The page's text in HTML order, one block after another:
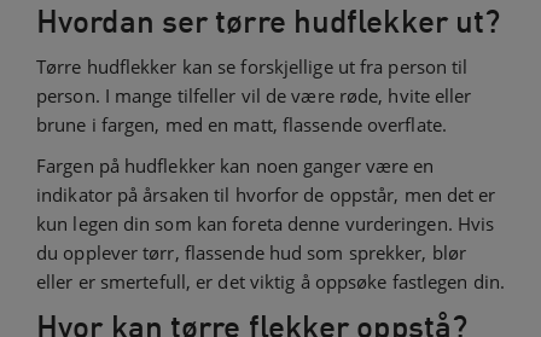
Hvordan ser tørre hudflekker ut?
Tørre hudflekker kan se forskjellige ut fra person til
person. I mange tilfeller vil de være røde, hvite eller
brune i fargen, med en matt, flassende overflate.
Fargen på hudflekker kan noen ganger være en
indikator på årsaken til hvorfor de oppstår, men det er
kun legen din som kan foreta denne vurderingen. Hvis
du opplever tørr, flassende hud som sprekker, blør
eller er smertefull, er det viktig å oppsøke fastlegen din.
Hvor kan tørre flekker oppstå?